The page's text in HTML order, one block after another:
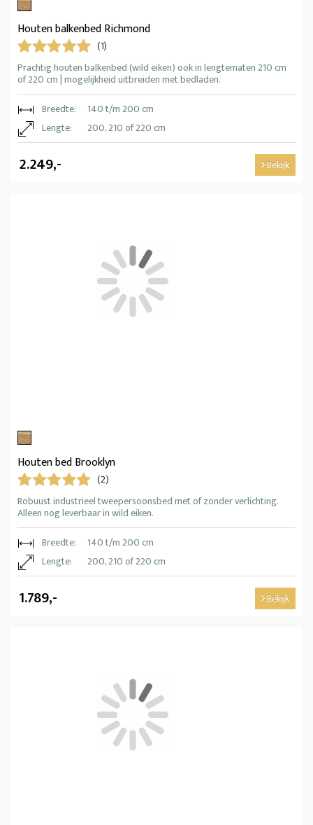
Houten balkenbed Richmond
(1)
Prachtig houten balkenbed (wild eiken) ook in lengtematen 210 cm
of 220 cm | mogelijkheid uitbreiden met bedladen.
Breedte:
140 t/m 200 cm
Lengte:
200, 210 of 220 cm
2.249,- Bekijk
Houten bed Brooklyn
(2)
Robuust industrieel tweepersoonsbed met of zonder verlichting.
Alleen nog leverbaar in wild eiken.
Breedte:
140 t/m 200 cm
Lengte:
200, 210 of 220 cm
1.789,- Bekijk